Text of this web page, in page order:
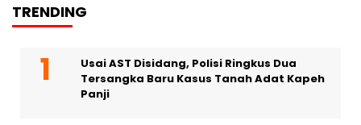
TRENDING
Usai AST Disidang, Polisi Ringkus Dua
Tersangka Baru Kasus Tanah Adat Kapeh
Panji